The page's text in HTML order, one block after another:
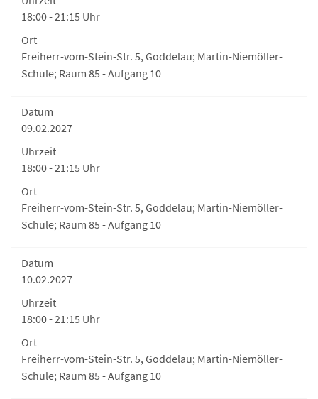
18:00 - 21:15 Uhr
Ort
Freiherr-vom-Stein-Str. 5, Goddelau; Martin-Niemöller-
Schule; Raum 85 - Aufgang 10
Datum
09.02.2027
Uhrzeit
18:00 - 21:15 Uhr
Ort
Freiherr-vom-Stein-Str. 5, Goddelau; Martin-Niemöller-
Schule; Raum 85 - Aufgang 10
Datum
10.02.2027
Uhrzeit
18:00 - 21:15 Uhr
Ort
Freiherr-vom-Stein-Str. 5, Goddelau; Martin-Niemöller-
Schule; Raum 85 - Aufgang 10